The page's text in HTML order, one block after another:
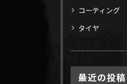
コーティング
タイヤ
最近の投稿